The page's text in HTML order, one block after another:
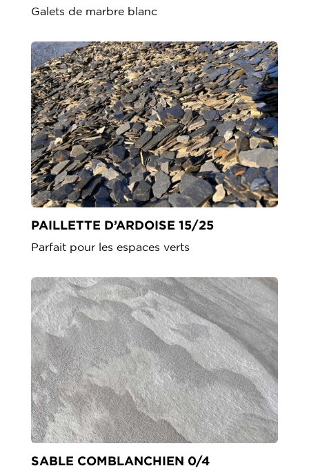
Galets de marbre blanc
PAILLETTE D’ARDOISE 15/25
Parfait pour les espaces verts
SABLE COMBLANCHIEN 0/4